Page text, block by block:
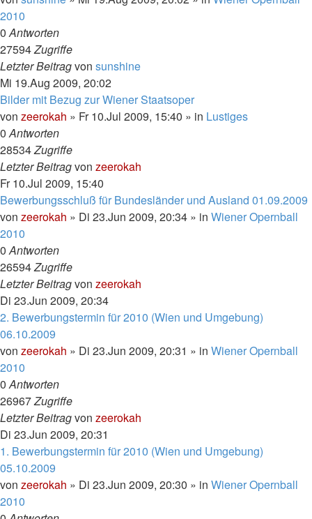
2010
0Antworten
27594Zugriffe
Letzter Beitragvon sunshine
Mi 19.Aug 2009, 20:02
Bilder mit Bezug zur Wiener Staatsoper
von zeerokah » Fr 10.Jul 2009, 15:40 » in Lustiges
0Antworten
28534Zugriffe
Letzter Beitragvon zeerokah
Fr 10.Jul 2009, 15:40
Bewerbungsschluß für Bundesländer und Ausland 01.09.2009
von zeerokah » Di 23.Jun 2009, 20:34 » in Wiener Opernball
2010
0Antworten
26594Zugriffe
Letzter Beitragvon zeerokah
Di 23.Jun 2009, 20:34
2. Bewerbungstermin für 2010 (Wien und Umgebung)
06.10.2009
von zeerokah » Di 23.Jun 2009, 20:31 » in Wiener Opernball
2010
0Antworten
26967Zugriffe
Letzter Beitragvon zeerokah
Di 23.Jun 2009, 20:31
1. Bewerbungstermin für 2010 (Wien und Umgebung)
05.10.2009
von zeerokah » Di 23.Jun 2009, 20:30 » in Wiener Opernball
2010